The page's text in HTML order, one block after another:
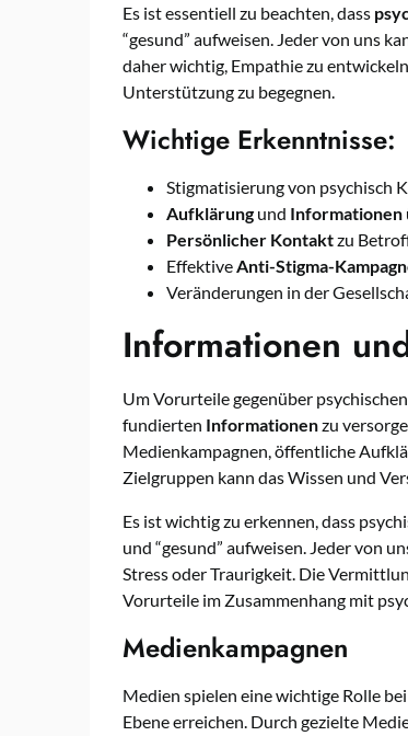
Es ist essentiell zu beachten, dass
“gesund” aufweisen. Jeder von uns
daher wichtig, Empathie zu
Unterstützung zu begegnen.
Wichtige Erkenntnisse:
Stigmatisierung von psychisch
Aufklärung und Informationen
Persönlicher Kontaktzu
EffektiveAnti-Stigma-
Veränderungen in der
Informationen
Um Vorurteile gegenüber
fundierten Informationenzu
Medienkampagnen, öffentliche
Zielgruppen kann das Wissen und
Es ist wichtig zu erkennen, dass
und “gesund” aufweisen. Jeder von
Stress oder Traurigkeit. Die
Vorurteile im Zusammenhang mit
Medienkampagnen
Medien spielen eine wichtige Rolle
Ebene erreichen. Durch gezielte